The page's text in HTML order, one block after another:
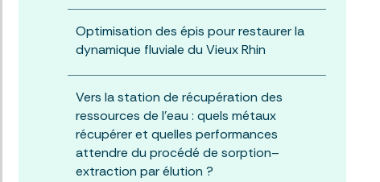
Optimisation des épis pour restaurer la
dynamique fluviale du Vieux Rhin
Vers la station de récupération des
ressources de l’eau : quels métaux
récupérer et quelles performances
attendre du procédé de sorption–
extraction par élution ?